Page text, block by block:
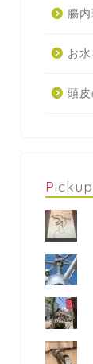
腸
お
頭皮